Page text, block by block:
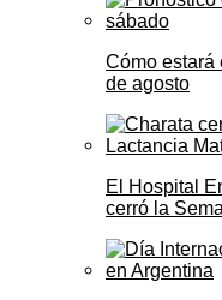
Cómo estará
de agosto
El Hospital
cerró la